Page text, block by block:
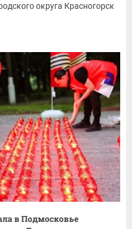
округа Красногорск
в Подмосковье